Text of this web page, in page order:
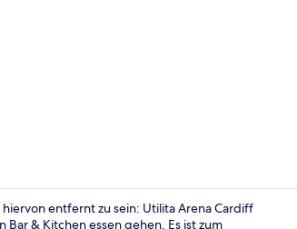
entfernt zu sein: Utilita Arena Cardiff
& Kitchen essen gehen. Es ist zum